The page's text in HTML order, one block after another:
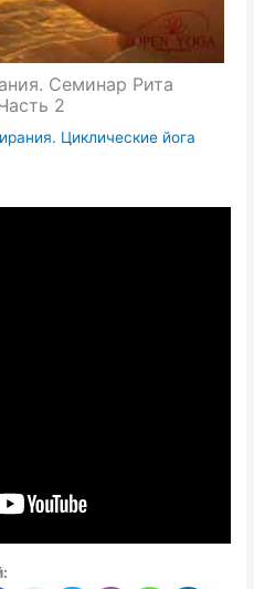
Семинар Рита
2
Циклические йога